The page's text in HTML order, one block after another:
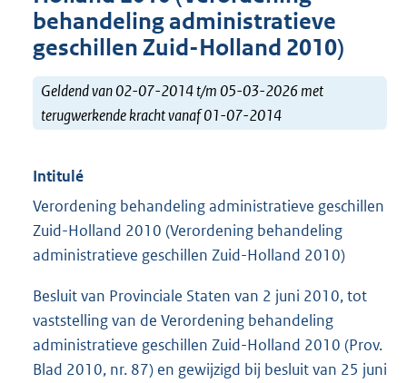
behandeling administratieve
geschillen Zuid-Holland 2010)
Geldend van 02-07-2014 t/m 05-03-2026 met
terugwerkende kracht vanaf 01-07-2014
Intitulé
Verordening behandeling administratieve geschillen
Zuid-Holland 2010 (Verordening behandeling
administratieve geschillen Zuid-Holland 2010)
Besluit van Provinciale Staten van 2 juni 2010, tot
vaststelling van de Verordening behandeling
administratieve geschillen Zuid-Holland 2010 (Prov.
Blad 2010, nr. 87) en gewijzigd bij besluit van 25 juni